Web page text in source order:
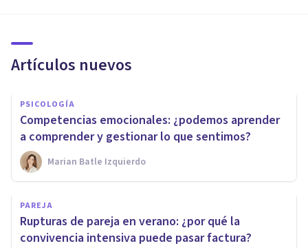
Artículos nuevos
PSICOLOGÍA
Competencias emocionales: ¿podemos aprender
a comprender y gestionar lo que sentimos?
Marian Batle Izquierdo
PAREJA
Rupturas de pareja en verano: ¿por qué la
convivencia intensiva puede pasar factura?